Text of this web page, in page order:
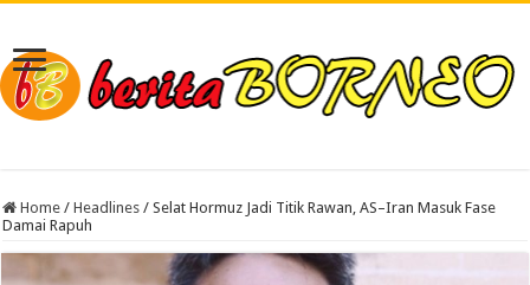
Home / Headlines / Selat Hormuz Jadi Titik Rawan, AS–Iran Masuk Fase
Damai Rapuh